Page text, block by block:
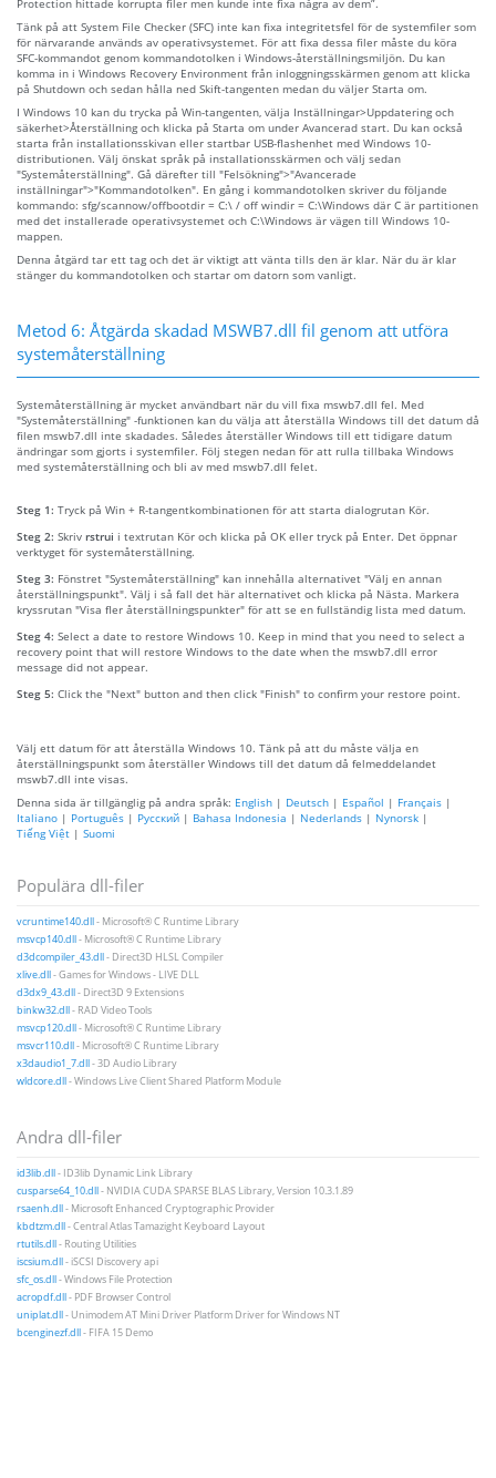
Tänk på att System File Checker (SFC) inte kan fixa integritetsfel för de systemfiler som
för närvarande används av operativsystemet. För att fixa dessa filer måste du köra
SFC-kommandot genom kommandotolken i Windows-återställningsmiljön. Du kan
komma in i Windows Recovery Environment från inloggningsskärmen genom att klicka
på Shutdown och sedan hålla ned Skift-tangenten medan du väljer Starta om.
I Windows 10 kan du trycka på Win-tangenten, välja Inställningar>Uppdatering och
säkerhet>Återställning och klicka på Starta om under Avancerad start. Du kan också
starta från installationsskivan eller startbar USB-flashenhet med Windows 10-
distributionen. Välj önskat språk på installationsskärmen och välj sedan
"Systemåterställning". Gå därefter till "Felsökning">"Avancerade
inställningar">"Kommandotolken". En gång i kommandotolken skriver du följande
kommando: sfg/scannow/offbootdir = C:\ / off windir = C:\Windows där C är partitionen
med det installerade operativsystemet och C:\Windows är vägen till Windows 10-
mappen.
Denna åtgärd tar ett tag och det är viktigt att vänta tills den är klar. När du är klar
stänger du kommandotolken och startar om datorn som vanligt.
Metod 6: Åtgärda skadad MSWB7.dll fil genom att utföra
systemåterställning
Systemåterställning är mycket användbart när du vill fixa mswb7.dll fel. Med
"Systemåterställning" -funktionen kan du välja att återställa Windows till det datum då
filen mswb7.dll inte skadades. Således återställer Windows till ett tidigare datum
ändringar som gjorts i systemfiler. Följ stegen nedan för att rulla tillbaka Windows
med systemåterställning och bli av med mswb7.dll felet.
Steg 1: Tryck på Win + R-tangentkombinationen för att starta dialogrutan Kör.
Steg 2: Skriv rstrui i textrutan Kör och klicka på OK eller tryck på Enter. Det öppnar
verktyget för systemåterställning.
Steg 3: Fönstret "Systemåterställning" kan innehålla alternativet "Välj en annan
återställningspunkt". Välj i så fall det här alternativet och klicka på Nästa. Markera
kryssrutan "Visa fler återställningspunkter" för att se en fullständig lista med datum.
Steg 4: Select a date to restore Windows 10. Keep in mind that you need to select a
recovery point that will restore Windows to the date when the mswb7.dll error
message did not appear.
Steg 5: Click the "Next" button and then click "Finish" to confirm your restore point.
Välj ett datum för att återställa Windows 10. Tänk på att du måste välja en
återställningspunkt som återställer Windows till det datum då felmeddelandet
mswb7.dll inte visas.
Denna sida är tillgänglig på andra språk: English | Deutsch | Español | Français |
Italiano | Português | Русский | Bahasa Indonesia | Nederlands | Nynorsk |
Tiếng Việt | Suomi
Populära dll-filer
vcruntime140.dll- Microsoft® C Runtime Library
msvcp140.dll- Microsoft® C Runtime Library
d3dcompiler_43.dll- Direct3D HLSL Compiler
xlive.dll- Games for Windows - LIVE DLL
d3dx9_43.dll- Direct3D 9 Extensions
binkw32.dll- RAD Video Tools
msvcp120.dll- Microsoft® C Runtime Library
msvcr110.dll- Microsoft® C Runtime Library
x3daudio1_7.dll- 3D Audio Library
wldcore.dll- Windows Live Client Shared Platform Module
Andra dll-filer
id3lib.dll- ID3lib Dynamic Link Library
cusparse64_10.dll- NVIDIA CUDA SPARSE BLAS Library, Version 10.3.1.89
rsaenh.dll- Microsoft Enhanced Cryptographic Provider
kbdtzm.dll- Central Atlas Tamazight Keyboard Layout
rtutils.dll- Routing Utilities
iscsium.dll- iSCSI Discovery api
sfc_os.dll- Windows File Protection
acropdf.dll- PDF Browser Control
uniplat.dll- Unimodem AT Mini Driver Platform Driver for Windows NT
bcenginezf.dll- FIFA 15 Demo